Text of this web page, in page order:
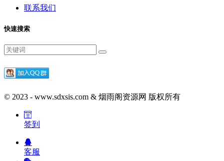
联系我们
快速搜索
© 2023 - www.sdxsis.com & 烟雨阁资源网 版权所有
签到
客服